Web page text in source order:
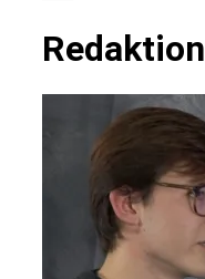
Redaktion